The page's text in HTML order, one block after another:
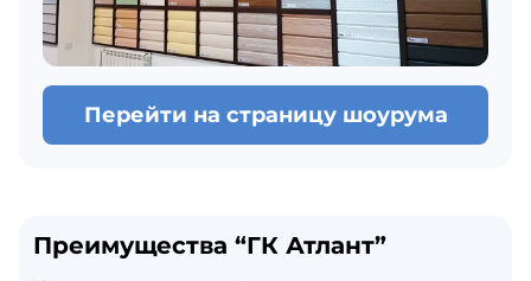
Перейти на страницу шоурума
Преимущества “ГК Атлант”